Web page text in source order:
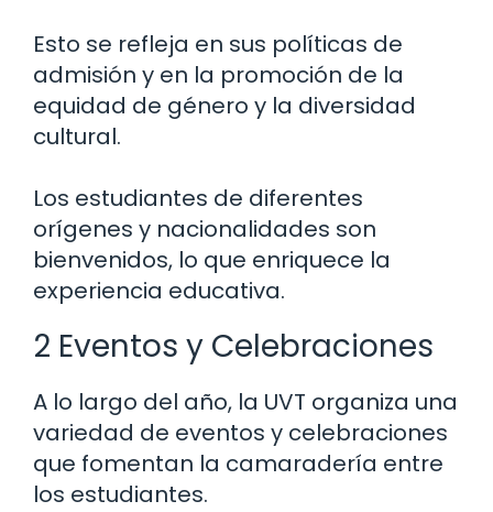
Esto se refleja en sus políticas de
admisión y en la promoción de la
equidad de género y la diversidad
cultural.
Los estudiantes de diferentes
orígenes y nacionalidades son
bienvenidos, lo que enriquece la
experiencia educativa.
2 Eventos y Celebraciones
A lo largo del año, la UVT organiza una
variedad de eventos y celebraciones
que fomentan la camaradería entre
los estudiantes.